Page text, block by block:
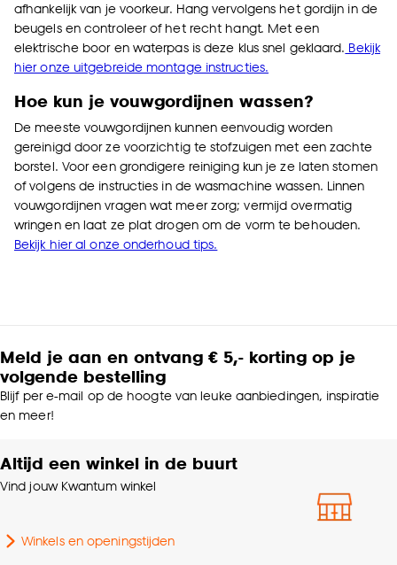
afhankelijk van je voorkeur. Hang vervolgens het gordijn in de
beugels en controleer of het recht hangt. Met een
elektrische boor en waterpas is deze klus snel geklaard. Bekijk
hier onze uitgebreide montage instructies.
Hoe kun je vouwgordijnen wassen?
De meeste vouwgordijnen kunnen eenvoudig worden
gereinigd door ze voorzichtig te stofzuigen met een zachte
borstel. Voor een grondigere reiniging kun je ze laten stomen
of volgens de instructies in de wasmachine wassen. Linnen
vouwgordijnen vragen wat meer zorg; vermijd overmatig
wringen en laat ze plat drogen om de vorm te behouden.
Bekijk hier al onze onderhoud tips.
Meld je aan en ontvang € 5,- korting op je
volgende bestelling
Blijf per e-mail op de hoogte van leuke aanbiedingen, inspiratie
en meer!
Altijd een winkel in de buurt
Vind jouw Kwantum winkel
Winkels en openingstijden